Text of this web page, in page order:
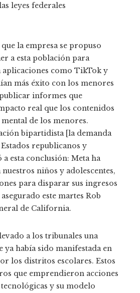
leyes federales
la empresa se propuso
a esta población para
como TikTok y
más éxito con los menores
informes que
real que los contenidos
de los menores.
bipartidista [la demanda
republicanos y
esta conclusión: Meta ha
nuestros niños y adolescentes,
para disparar sus ingresos
este martes Rob
de California.
a los tribunales una
ya había sido manifestada en
los distritos escolares. Estos
que emprendieron acciones
y su modelo